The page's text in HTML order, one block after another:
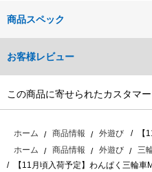
商品スペック
お客様レビュー
この商品に寄せられたカスタマ
ホーム 商品情報 外遊び
【
ホーム
商品情報 外遊び
三
【11月頃入荷予定】わんぱく三輪車M